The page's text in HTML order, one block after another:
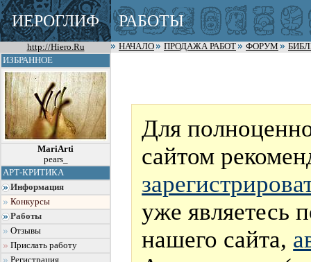
ИЕРОГЛИФ РАБОТЫ
http://Hiero.Ru НАЧАЛО ПРОДАЖА РАБОТ ФОРУМ
ИЗБРАННОЕ
MariArti
pears_
АРТ-КРИТИКА
Информация
Конкурсы
Работы
Отзывы
Прислать работу
Регистрация
Для
сайтом
уже являетесь
нашего сайта,